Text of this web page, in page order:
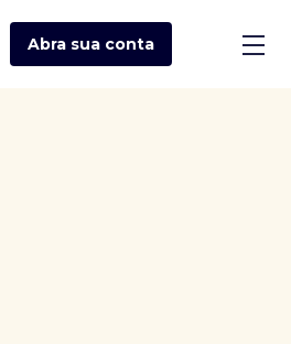
Abra sua conta